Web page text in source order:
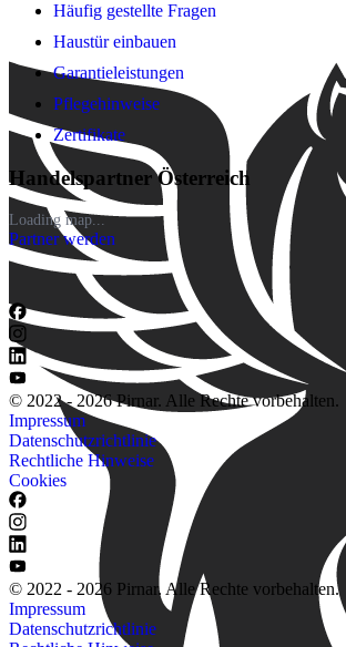
Häufig gestellte Fragen
Haustür einbauen
Garantieleistungen
Pflegehinweise
Zertifikate
Handelspartner Österreich
Loading map...
Partner werden
© 2022 - 2026 Pirnar. Alle Rechte vorbehalten.
Impressum
Datenschutzrichtlinie
Rechtliche Hinweise
Cookies
© 2022 - 2026 Pirnar. Alle Rechte vorbehalten.
Impressum
Datenschutzrichtlinie